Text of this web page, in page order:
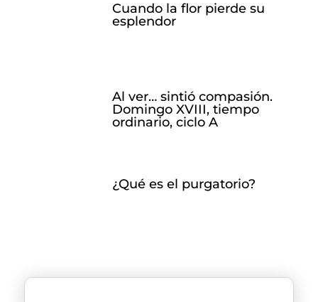
Cuando la flor pierde su
esplendor
Al ver… sintió compasión.
Domingo XVIII, tiempo
ordinario, ciclo A
¿Qué es el purgatorio?